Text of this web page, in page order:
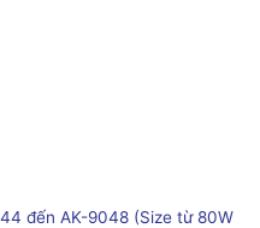
đến AK-9048 (Size từ 80W